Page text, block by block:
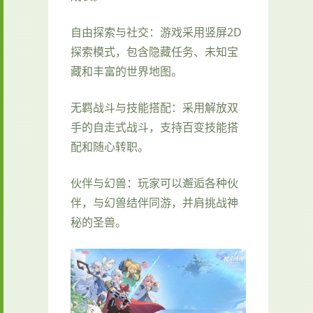
自由探索与社交：游戏采用竖屏2D
探索模式，包含隐藏任务、未知宝
藏和丰富的世界地图。
无羁战斗与技能搭配：采用解放双
手的自走式战斗，支持百变技能搭
配和随心转职。
伙伴与幻兽：玩家可以邂逅各种伙
伴，与幻兽结伴同游，并肩挑战神
秘的圣兽。